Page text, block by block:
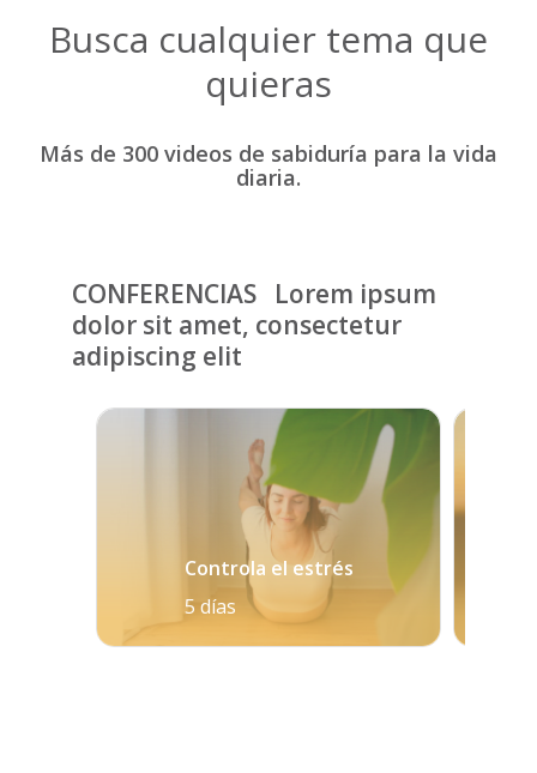
Busca cualquier tema que
quieras
Más de 300 videos de sabiduría para la vida
diaria.
CONFERENCIAS Lorem ipsum
dolor sit amet, consectetur
adipiscing elit
Controla el estrés
5 días